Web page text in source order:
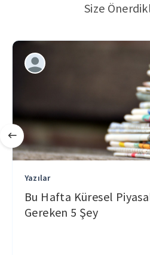
Size
Yazılar
Bu Hafta Küresel
Gereken 5 Şey